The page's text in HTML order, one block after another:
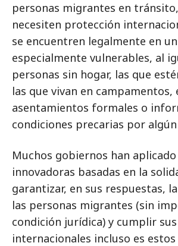
personas migrantes en
necesiten protección
se encuentren legalmente en
especialmente vulnerables, al
personas sin hogar, las que
las que vivan en campamentos,
asentamientos formales o
condiciones precarias por
Muchos gobiernos han
innovadoras basadas en la
garantizar, en sus respuestas,
las personas migrantes (sin
condición jurídica) y cumplir
internacionales incluso es